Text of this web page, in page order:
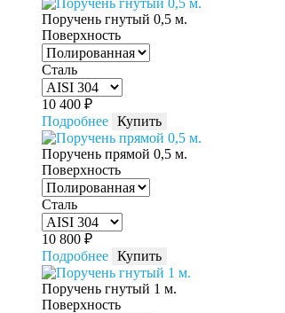
Поручень гнутый 0,5 м.
Поверхность
Сталь
10 400 ₽
Подробнее Купить
Поручень прямой 0,5 м.
Поверхность
Сталь
10 800 ₽
Подробнее Купить
Поручень гнутый 1 м.
Поверхность